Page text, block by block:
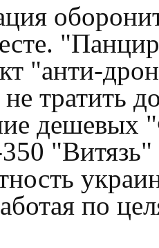
"анти-
тратить
"Витязь"
по